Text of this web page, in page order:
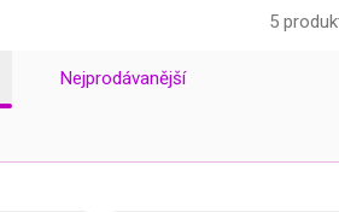
5
Nejprodávanější